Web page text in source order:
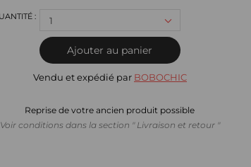
1
Ajouter au panier
Vendu et expédié par BOBOCHIC
Reprise de votre ancien produit possible
Voir conditions dans la section " Livraison et retour "